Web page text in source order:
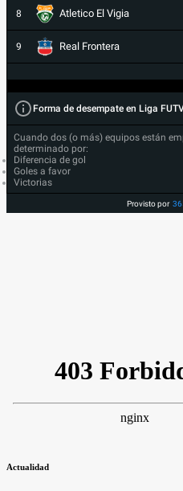
8 Atletico El Vigia
9 Real Frontera
Forma de desempate en Liga
Cuando dos (o más) equipos están
determinado por:
Diferencia de gol
Goles a favor
Victorias
Provisto por
Actualidad